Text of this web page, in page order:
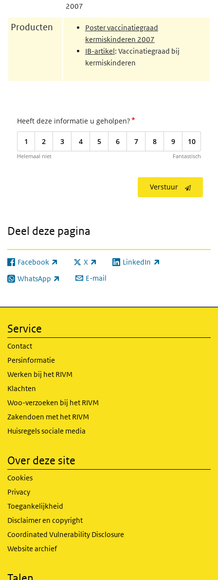
2007
Producten
Poster vaccinatiegraad
kermiskinderen 2007
IB-artikel: Vaccinatiegraad bij
kermiskinderen
Heeft deze informatie u geholpen?*
1 2 3 4 5 6 7 8 9 10
Helemaal niet Fantastisch
Verstuur
Deel deze pagina
Facebook
(externe link) X
(externe link) LinkedIn
(externe link)
WhatsApp
(externe link) E-mail
Service
Contact
Persinformatie
Werken bij het RIVM
Klachten
Woo-verzoeken bij het RIVM
Zakendoen met het RIVM
Huisregels sociale media
Over deze site
Cookies
Privacy
Toegankelijkheid
Disclaimer en copyright
Coordinated Vulnerability Disclosure
Website archief